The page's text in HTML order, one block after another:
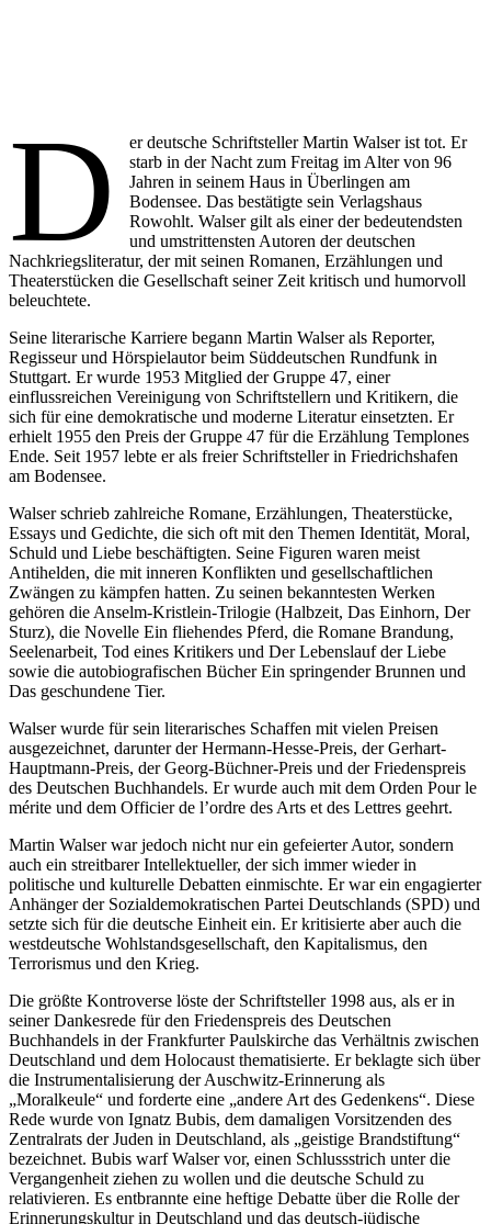
D
er deutsche Schriftsteller Martin Walser ist tot. Er
starb in der Nacht zum Freitag im Alter von 96
Jahren in seinem Haus in Überlingen am
Bodensee. Das bestätigte sein Verlagshaus
Rowohlt. Walser gilt als einer der bedeutendsten
und umstrittensten Autoren der deutschen
Nachkriegsliteratur, der mit seinen Romanen, Erzählungen und
Theaterstücken die Gesellschaft seiner Zeit kritisch und humorvoll
beleuchtete.
Seine literarische Karriere begann Martin Walser als Reporter,
Regisseur und Hörspielautor beim Süddeutschen Rundfunk in
Stuttgart. Er wurde 1953 Mitglied der Gruppe 47, einer
einflussreichen Vereinigung von Schriftstellern und Kritikern, die
sich für eine demokratische und moderne Literatur einsetzten. Er
erhielt 1955 den Preis der Gruppe 47 für die Erzählung Templones
Ende. Seit 1957 lebte er als freier Schriftsteller in Friedrichshafen
am Bodensee.
Walser schrieb zahlreiche Romane, Erzählungen, Theaterstücke,
Essays und Gedichte, die sich oft mit den Themen Identität, Moral,
Schuld und Liebe beschäftigten. Seine Figuren waren meist
Antihelden, die mit inneren Konflikten und gesellschaftlichen
Zwängen zu kämpfen hatten. Zu seinen bekanntesten Werken
gehören die Anselm-Kristlein-Trilogie (Halbzeit, Das Einhorn, Der
Sturz), die Novelle Ein fliehendes Pferd, die Romane Brandung,
Seelenarbeit, Tod eines Kritikers und Der Lebenslauf der Liebe
sowie die autobiografischen Bücher Ein springender Brunnen und
Das geschundene Tier.
Walser wurde für sein literarisches Schaffen mit vielen Preisen
ausgezeichnet, darunter der Hermann-Hesse-Preis, der Gerhart-
Hauptmann-Preis, der Georg-Büchner-Preis und der Friedenspreis
des Deutschen Buchhandels. Er wurde auch mit dem Orden Pour le
mérite und dem Officier de l’ordre des Arts et des Lettres geehrt.
Martin Walser war jedoch nicht nur ein gefeierter Autor, sondern
auch ein streitbarer Intellektueller, der sich immer wieder in
politische und kulturelle Debatten einmischte. Er war ein engagierter
Anhänger der Sozialdemokratischen Partei Deutschlands (SPD) und
setzte sich für die deutsche Einheit ein. Er kritisierte aber auch die
westdeutsche Wohlstandsgesellschaft, den Kapitalismus, den
Terrorismus und den Krieg.
Die größte Kontroverse löste der Schriftsteller 1998 aus, als er in
seiner Dankesrede für den Friedenspreis des Deutschen
Buchhandels in der Frankfurter Paulskirche das Verhältnis zwischen
Deutschland und dem Holocaust thematisierte. Er beklagte sich über
die Instrumentalisierung der Auschwitz-Erinnerung als
„Moralkeule“ und forderte eine „andere Art des Gedenkens“. Diese
Rede wurde von Ignatz Bubis, dem damaligen Vorsitzenden des
Zentralrats der Juden in Deutschland, als „geistige Brandstiftung“
bezeichnet. Bubis warf Walser vor, einen Schlussstrich unter die
Vergangenheit ziehen zu wollen und die deutsche Schuld zu
relativieren. Es entbrannte eine heftige Debatte über die Rolle der
Erinnerungskultur in Deutschland und das deutsch-jüdische